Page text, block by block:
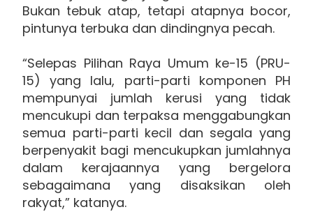
Bukan tebuk atap, tetapi atapnya bocor,
pintunya terbuka dan dindingnya pecah.
“Selepas Pilihan Raya Umum ke-15 (PRU-
15) yang lalu, parti-parti komponen PH
mempunyai jumlah kerusi yang tidak
mencukupi dan terpaksa menggabungkan
semua parti-parti kecil dan segala yang
berpenyakit bagi mencukupkan jumlahnya
dalam kerajaannya yang bergelora
sebagaimana yang disaksikan oleh
rakyat,” katanya.